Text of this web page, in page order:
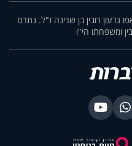
רובין בן שרינה ז"ל. נתרם
ומשפחתו הי"ו